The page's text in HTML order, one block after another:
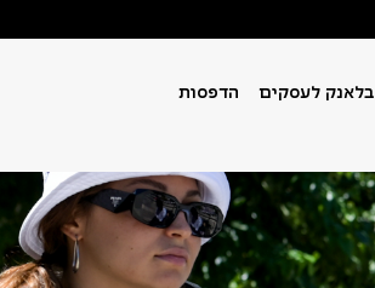
בלאנק לעסקים הדפסות